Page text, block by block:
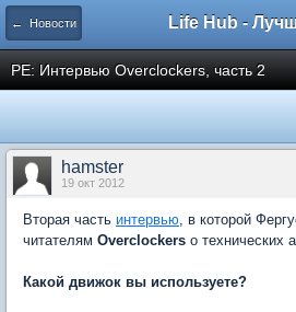
← Новости
PE: Интервью Overclockers, часть 2
hamster
19 окт 2012
Вторая часть интервью, в которой
читателям Overclockers о технических
Какой движок вы используете?